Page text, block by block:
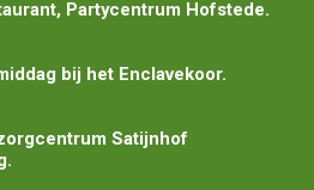
Partycentrum Hofstede.
bij het Enclavekoor.
Satijnhof